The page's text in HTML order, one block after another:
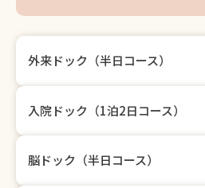
外来ドック（半日コース）
入院ドック（1泊2日コース）
脳ドック（半日コース）